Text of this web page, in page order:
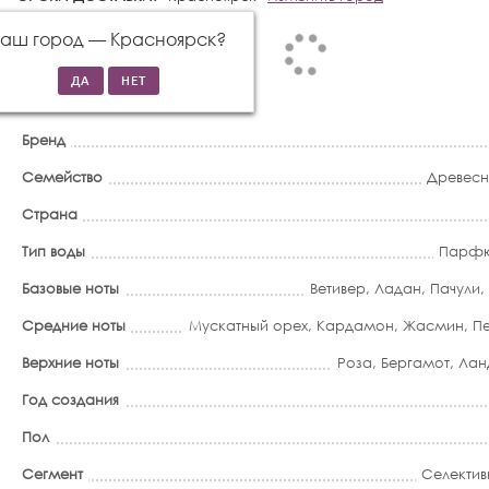
город — Красноярск?
Бренд
Семейство
Страна
Тип воды
Базовые ноты
Ветивер, Ладан, Пачули,
Средние ноты
Мускатный орех, Кардамон, Жасмин,
Верхние ноты
Роза, Бергамот,
Год создания
Пол
Сегмент